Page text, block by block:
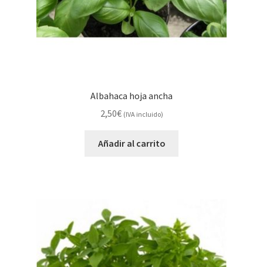
Albahaca hoja ancha
2,50€ (IVA incluido)
Añadir al carrito